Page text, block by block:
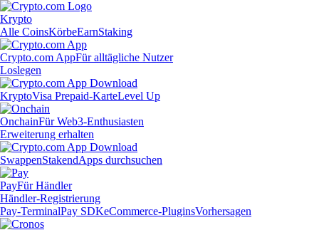
Krypto
Alle CoinsKörbeEarnStaking
Crypto.com AppFür alltägliche Nutzer
Loslegen
KryptoVisa Prepaid-KarteLevel Up
OnchainFür Web3-Enthusiasten
Erweiterung erhalten
SwappenStakendApps durchsuchen
PayFür Händler
Händler-Registrierung
Pay-TerminalPay SDKeCommerce-PluginsVorhersagen